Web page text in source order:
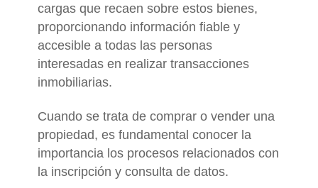
cargas que recaen sobre estos bienes,
proporcionando información fiable y
accesible a todas las personas
interesadas en realizar transacciones
inmobiliarias.
Cuando se trata de comprar o vender una
propiedad, es fundamental conocer la
importancia los procesos relacionados con
la inscripción y consulta de datos.